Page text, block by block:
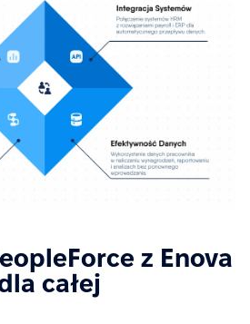
z Enova
całej